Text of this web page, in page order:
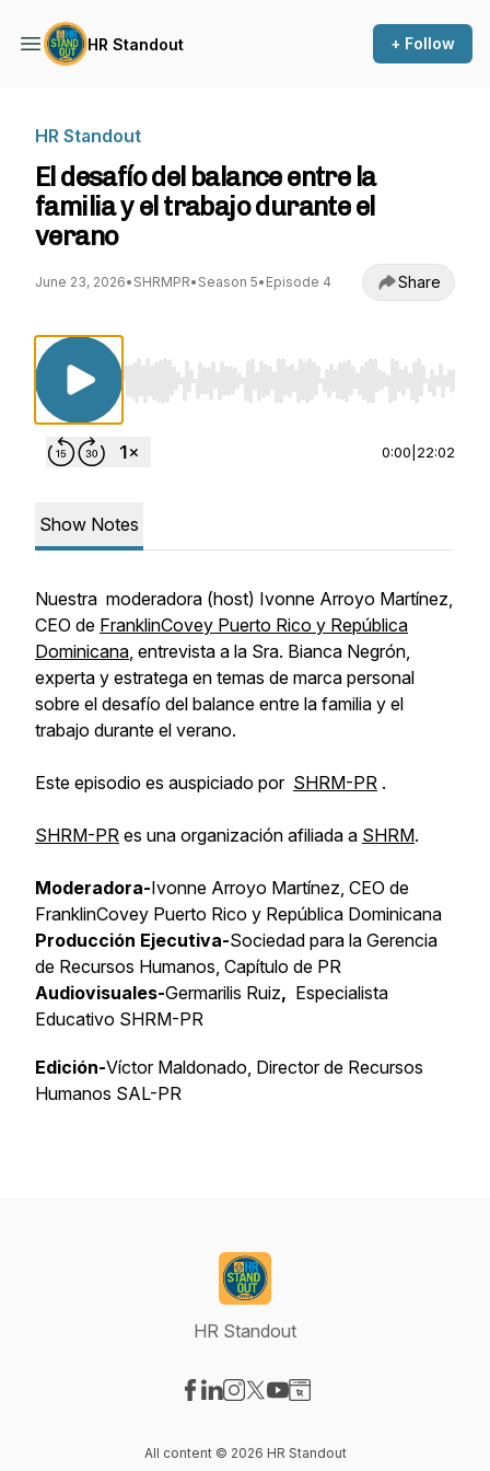
HR Standout + Follow
HR Standout
El desafío del balance entre la
familia y el trabajo durante el
verano
June 23, 2026• SHRMPR• Season 5• Episode 4 Share
Use Left/Right to seek, Home/End to jump to
0:00 22:02
Show Notes
Nuestra moderadora (host) Ivonne Arroyo Martínez,
CEO de FranklinCovey Puerto Rico y República
Dominicana, entrevista a la Sra. Bianca Negrón,
experta y estratega en temas de marca personal
sobre el desafío del balance entre la familia y el
trabajo durante el verano.
Este episodio es auspiciado por SHRM-PR .
SHRM-PR es una organización afiliada a SHRM.
Moderadora-Ivonne Arroyo Martínez, CEO de
FranklinCovey Puerto Rico y República Dominicana
Producción Ejecutiva-Sociedad para la Gerencia
de Recursos Humanos, Capítulo de PR
Audiovisuales-Germarilis Ruiz, Especialista
Educativo SHRM-PR
Edición-Víctor Maldonado, Director de Recursos
Humanos SAL-PR
HR Standout
All content © 2026 HR Standout